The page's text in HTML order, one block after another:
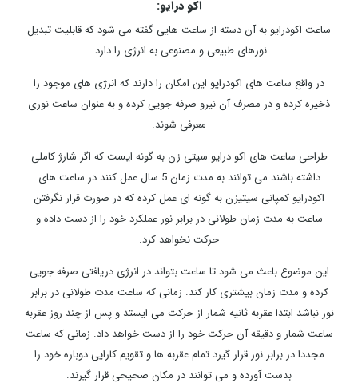
اکو درایو:
ساعت اکودرایو به آن دسته از ساعت هایی گفته می شود که قابلیت تبدیل
نورهای طبیعی و مصنوعی به انرژی را دارد.
در واقع ساعت های اکودرایو این امکان را دارند که انرژی های موجود را
ذخیره کرده و در مصرف آن نیرو صرفه جویی کرده و به عنوان ساعت نوری
معرفی شوند.
طراحی ساعت های اکو درایو سیتی زن به گونه ایست که اگر شارژ کاملی
داشته باشند می توانند به مدت زمان 5 سال عمل کنند.در ساعت های
اکودرایو کمپانی سیتیزن به گونه ای عمل کرده که در صورت قرار نگرفتن
ساعت به مدت زمان طولانی در برابر نور عملکرد خود را از دست داده و
حرکت نخواهد کرد.
این موضوع باعث می شود تا ساعت بتواند در انرژی دریافتی صرفه جویی
کرده و مدت زمان بیشتری کار کند. زمانی که ساعت مدت طولانی در برابر
نور نباشد ابتدا عقربه ثانیه شمار از حرکت می ایستد و پس از چند روز عقربه
ساعت شمار و دقیقه آن حرکت خود را از دست خواهد داد. زمانی که ساعت
مجددا در برابر نور قرار گیرد تمام عقربه ها و تقویم کارایی دوباره خود را
بدست آورده و می توانند در مکان صحیحی قرار گیرند.